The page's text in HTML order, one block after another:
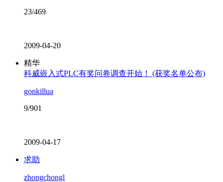
23/469
2009-04-20
精华
科威嵌入式PLC有奖问卷调查开始！ (获奖名单公布)
gonkillua
9/901
2009-04-17
求助
zhongchongl